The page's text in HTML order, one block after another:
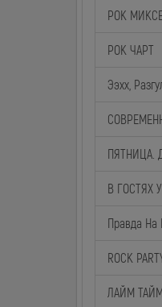
РОК
РОК ЧАРТ
Ээхх,
ПЯТНИЦА.
В ГОСТЯХ
Правда На
ROCK
ЛАЙМ ТАЙМ